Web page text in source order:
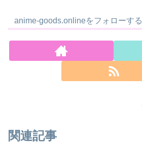
anime-goods.onlineをフォローする
関連記事